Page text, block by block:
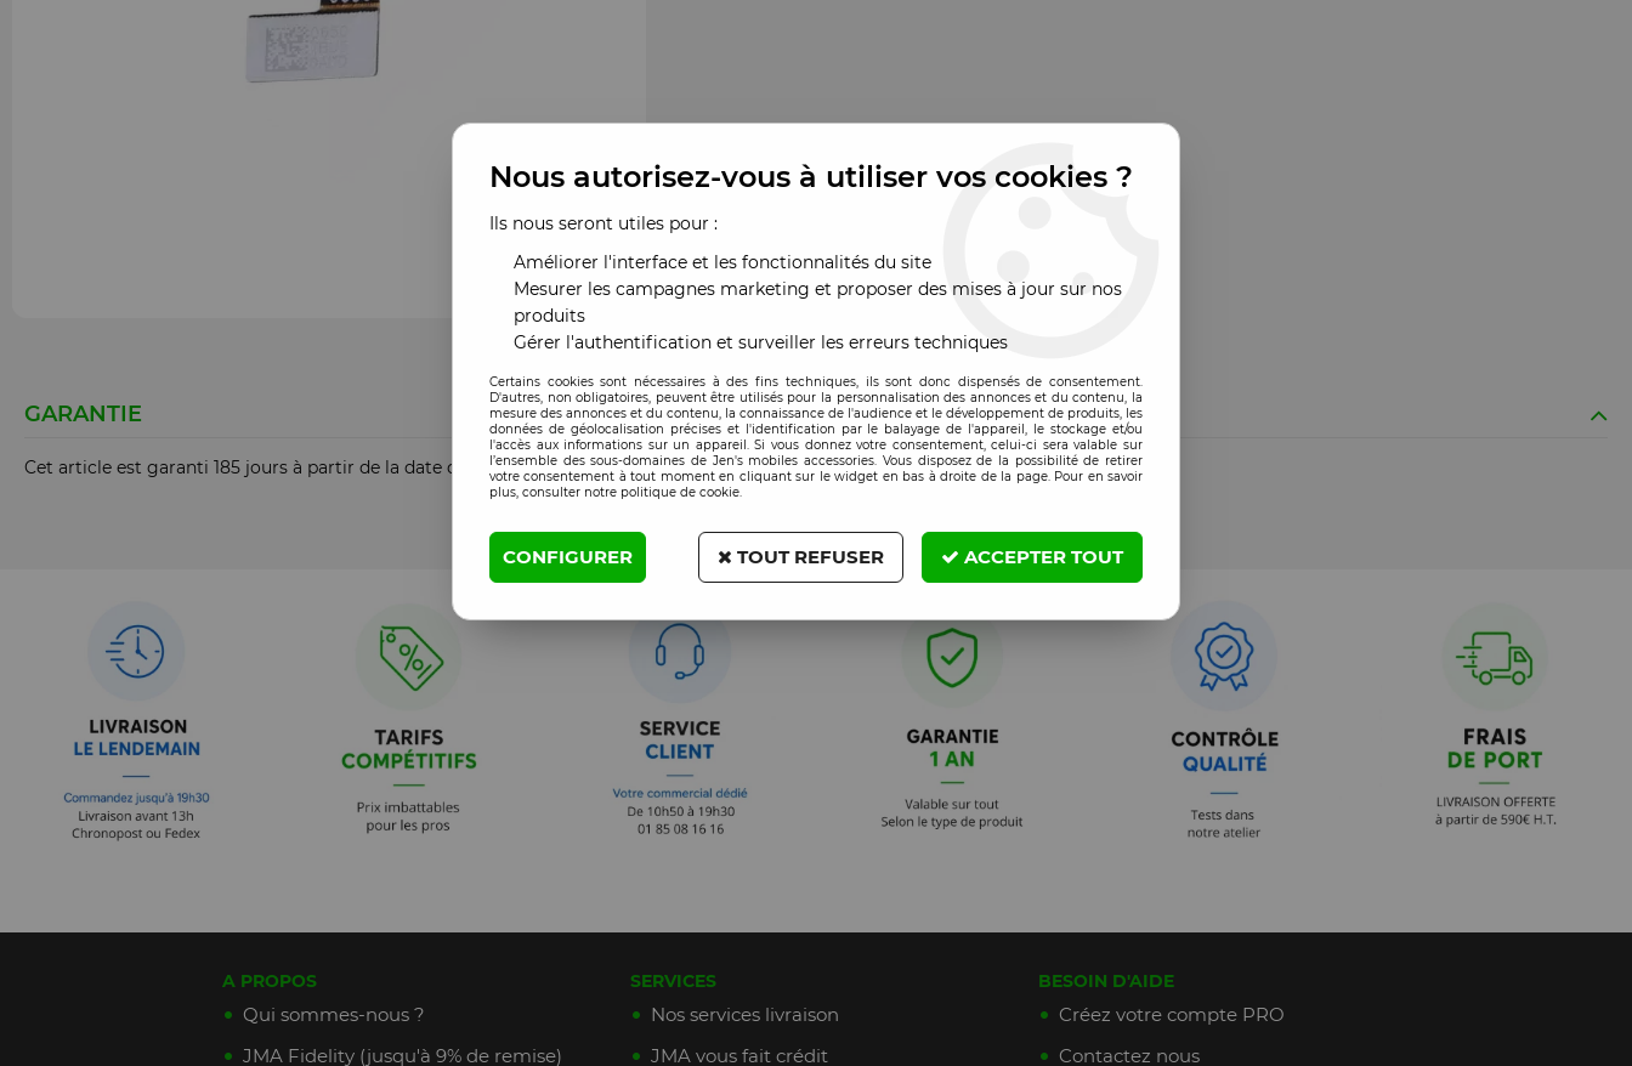
GARANTIE
Cet article est garanti 185 jours à partir de la date de commande
A PROPOS
Qui sommes-nous ?
JMA Fidelity (jusqu'à 9% de remise)
SERVICES
Nos services livraison
JMA vous fait crédit
BESOIN D'AIDE
Créez votre compte PRO
Contactez nous
Nous autorisez-vous à utiliser vos cookies ?
Ils nous seront utiles pour :
Améliorer l'interface et les fonctionnalités du site
Mesurer les campagnes marketing et proposer des mises à jour sur nos
produits
Gérer l'authentification et surveiller les erreurs techniques
Certains cookies sont nécessaires à des fins techniques, ils sont donc dispensés de consentement.
D'autres, non obligatoires, peuvent être utilisés pour la personnalisation des annonces et du contenu, la
mesure des annonces et du contenu, la connaissance de l'audience et le développement de produits, les
données de géolocalisation précises et l'identification par le balayage de l'appareil, le stockage et/ou
l'accès aux informations sur un appareil. Si vous donnez votre consentement, celui-ci sera valable sur
l’ensemble des sous-domaines de Jen's mobiles accessories. Vous disposez de la possibilité de retirer
votre consentement à tout moment en cliquant sur le widget en bas à droite de la page. Pour en savoir
plus, consulter notre politique de cookie.
CONFIGURER TOUT REFUSER ACCEPTER TOUT